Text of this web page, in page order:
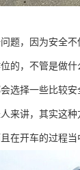
题，因为安全
的，不管是做
选择一些比较
来讲，其实这
在开车的过程当